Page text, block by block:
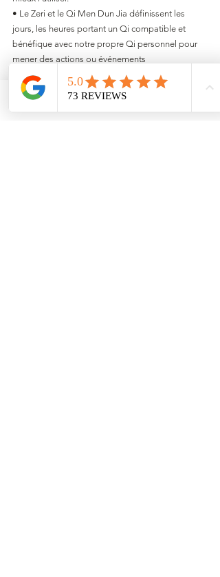
• Le Zeri et le Qi Men Dun Jia définissent les
jours, les heures portant un Qi compatible et
bénéfique avec notre propre Qi personnel pour
mener des actions ou événements
importants.